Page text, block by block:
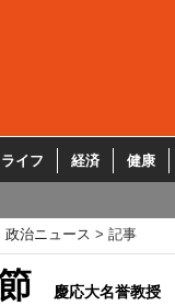
ライフ 経済 健康
政治ニュース 記事
慶応大名誉教授